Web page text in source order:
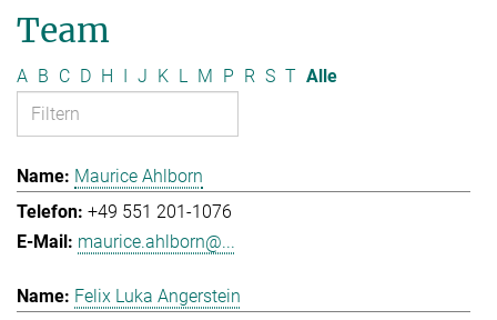
Team
A B C D H I J K L M P R S T Alle
Maurice Ahlborn
+49 551 201-1076
maurice.ahlborn@...
Felix Luka Angerstein